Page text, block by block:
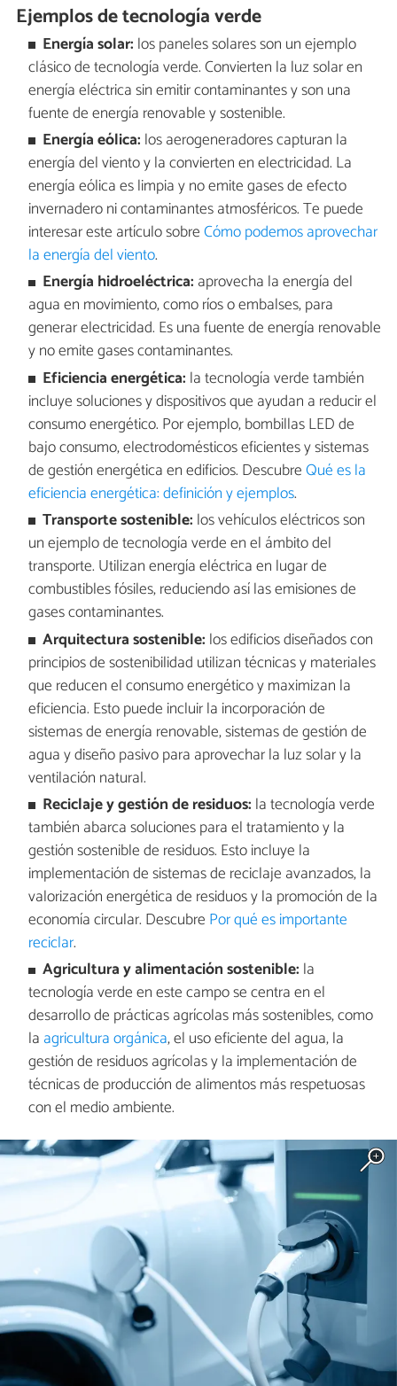
Ejemplos de tecnología verde
Energía solar: los paneles solares son un ejemplo
clásico de tecnología verde. Convierten la luz solar en
energía eléctrica sin emitir contaminantes y son una
fuente de energía renovable y sostenible.
Energía eólica: los aerogeneradores capturan la
energía del viento y la convierten en electricidad. La
energía eólica es limpia y no emite gases de efecto
invernadero ni contaminantes atmosféricos. Te puede
interesar este artículo sobreCómo podemos aprovechar
la energía del viento.
Energía hidroeléctrica: aprovecha la energía del
agua en movimiento, como ríos o embalses, para
generar electricidad. Es una fuente de energía renovable
y no emite gases contaminantes.
Eficiencia energética: la tecnología verde también
incluye soluciones y dispositivos que ayudan a reducir el
consumo energético. Por ejemplo, bombillas LED de
bajo consumo, electrodomésticos eficientes y sistemas
de gestión energética en edificios. DescubreQué es la
eficiencia energética: definición y ejemplos.
Transporte sostenible: los vehículos eléctricos son
un ejemplo de tecnología verde en el ámbito del
transporte. Utilizan energía eléctrica en lugar de
combustibles fósiles, reduciendo así las emisiones de
gases contaminantes.
Arquitectura sostenible: los edificios diseñados con
principios de sostenibilidad utilizan técnicas y materiales
que reducen el consumo energético y maximizan la
eficiencia. Esto puede incluir la incorporación de
sistemas de energía renovable, sistemas de gestión de
agua y diseño pasivo para aprovechar la luz solar y la
ventilación natural.
Reciclaje y gestión de residuos: la tecnología verde
también abarca soluciones para el tratamiento y la
gestión sostenible de residuos. Esto incluye la
implementación de sistemas de reciclaje avanzados, la
valorización energética de residuos y la promoción de la
economía circular. Descubre Por qué es importante
reciclar.
Agricultura y alimentación sostenible: la
tecnología verde en este campo se centra en el
desarrollo de prácticas agrícolas más sostenibles, como
la agricultura orgánica, el uso eficiente del agua, la
gestión de residuos agrícolas y la implementación de
técnicas de producción de alimentos más respetuosas
con el medio ambiente.